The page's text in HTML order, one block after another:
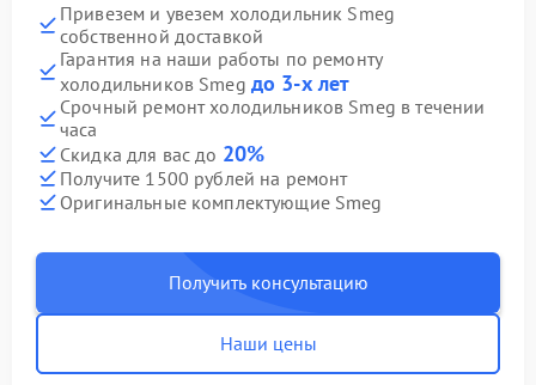
Привезем и увезем холодильник Smeg
собственной доставкой
Гарантия на наши работы по ремонту
холодильников Smeg до 3-х лет
Срочный ремонт холодильников Smeg в течении
часа
Скидка для вас до 20%
Получите 1500 рублей на ремонт
Оригинальные комплектующие Smeg
Получить консультацию
Наши цены